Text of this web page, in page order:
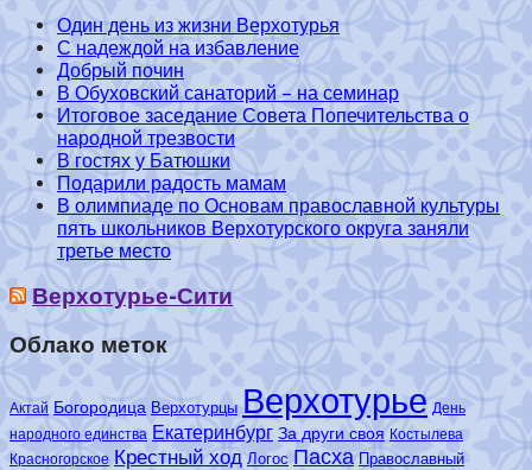
Один день из жизни Верхотурья
С надеждой на избавление
Добрый почин
В Обуховский санаторий – на семинар
Итоговое заседание Совета Попечительства о
народной трезвости
В гостях у Батюшки
Подарили радость мамам
В олимпиаде по Основам православной культуры
пять школьников Верхотурского округа заняли
третье место
Верхотурье-Сити
Облако меток
Актай Богородица Верхотурцы Верхотурье День
народного единства Екатеринбург За други своя Костылева
Красногорское Крестный ход Логос Пасха Православный